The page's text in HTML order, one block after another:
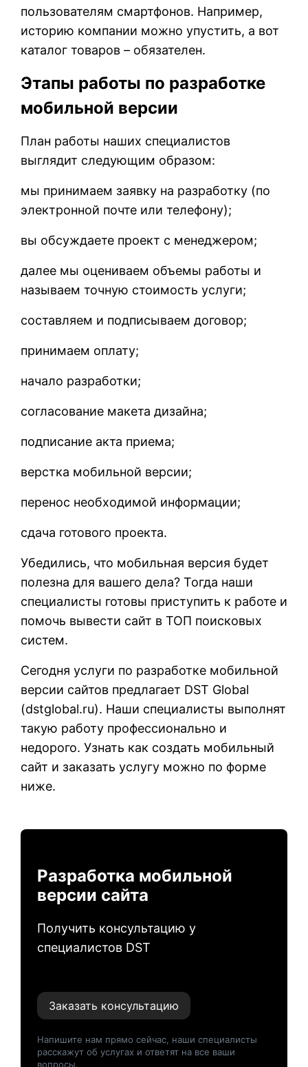
пользователям смартфонов. Например,
историю компании можно упустить, а вот
каталог товаров – обязателен.
Этапы работы по разработке
мобильной версии
План работы наших специалистов
выглядит следующим образом:
мы принимаем заявку на разработку (по
электронной почте или телефону);
вы обсуждаете проект с менеджером;
далее мы оцениваем объемы работы и
называем точную стоимость услуги;
составляем и подписываем договор;
принимаем оплату;
начало разработки;
согласование макета дизайна;
подписание акта приема;
верстка мобильной версии;
перенос необходимой информации;
сдача готового проекта.
Убедились, что мобильная версия будет
полезна для вашего дела? Тогда наши
специалисты готовы приступить к работе и
помочь вывести сайт в ТОП поисковых
систем.
Сегодня услуги по разработке мобильной
версии сайтов предлагает DST Global
(dstglobal.ru). Наши специалисты выполнят
такую работу профессионально и
недорого. Узнать как создать мобильный
сайт и заказать услугу можно по форме
ниже.
Разработка мобильной
версии сайта
Получить консультацию у
специалистов DST
Заказать консультацию
Напишите нам прямо сейчас, наши специалисты
расскажут об услугах и ответят на все ваши
вопросы.